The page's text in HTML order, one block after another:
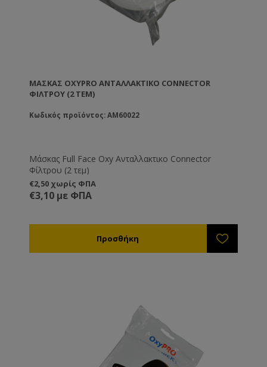
ΜΆΣΚΑΣ OXYPRO ΑΝΤΑΛΛΑΚΤΙΚΟ CONNECTOR
ΦΊΛΤΡΟΥ (2 ΤΕΜ)
Κωδικός προϊόντος: AM60022
Μάσκας Full Face Oxy Ανταλλακτικο Connector
Φίλτρου (2 τεμ)
€2,50 χωρίς ΦΠΑ
€3,10 με ΦΠΑ